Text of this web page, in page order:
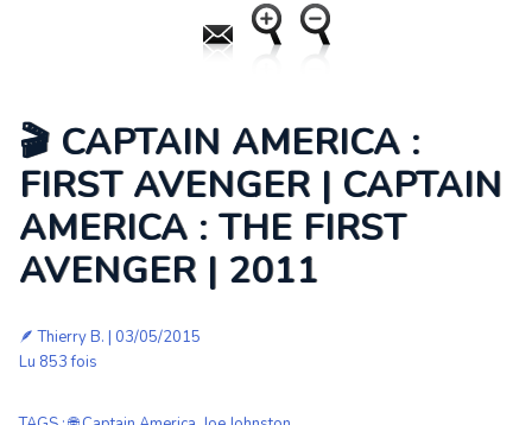
🎬 CAPTAIN AMERICA :
FIRST AVENGER | CAPTAIN
AMERICA : THE FIRST
AVENGER | 2011
🪶Thierry B. | 03/05/2015
Lu 853 fois